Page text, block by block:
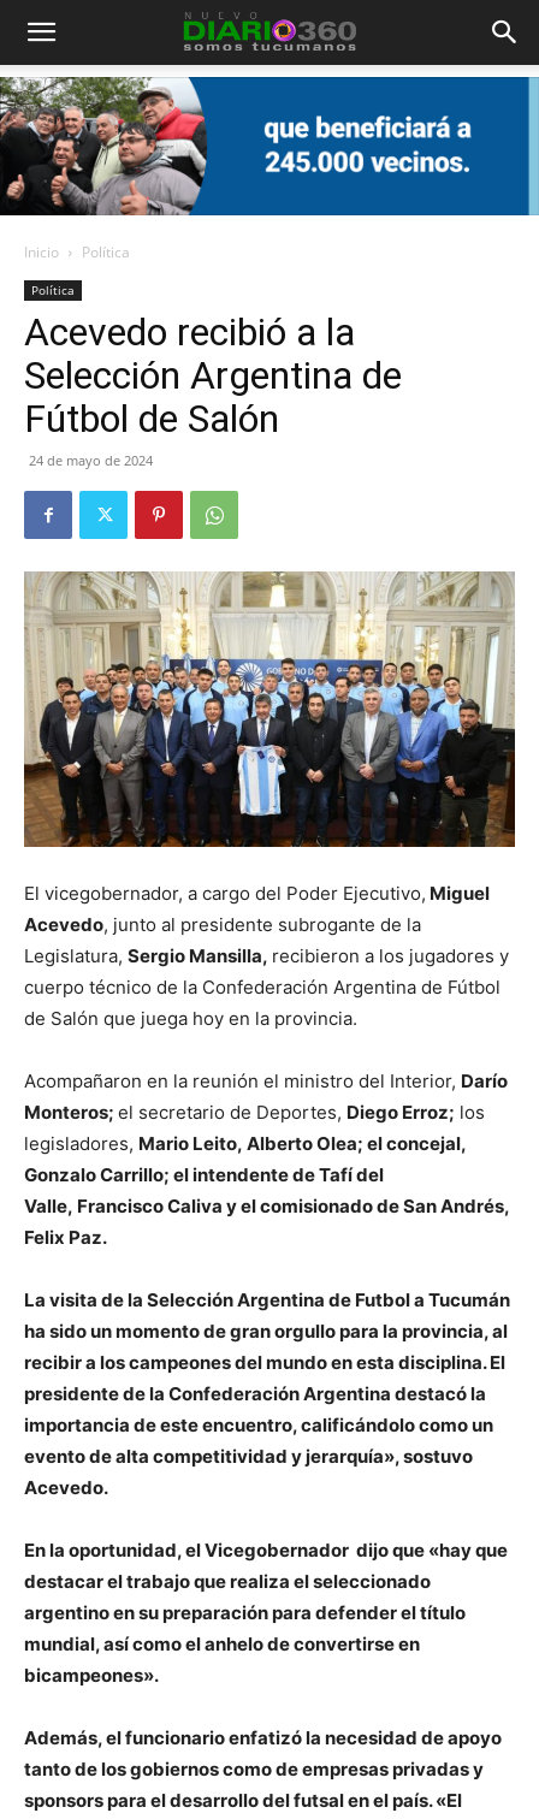
Diario
360
Inicio Política
Política
Acevedo recibió a la
Selección Argentina de
Fútbol de Salón
24 de mayo de 2024
El vicegobernador, a cargo del Poder Ejecutivo, Miguel
Acevedo, junto al presidente subrogante de la
Legislatura, Sergio Mansilla, recibieron a los jugadores y
cuerpo técnico de la Confederación Argentina de Fútbol
de Salón que juega hoy en la provincia.
Acompañaron en la reunión el ministro del Interior, Darío
Monteros; el secretario de Deportes, Diego Erroz; los
legisladores, Mario Leito, Alberto Olea; el concejal,
Gonzalo Carrillo; elintendente de Tafí del
Valle, Francisco Caliva y el comisionado de San Andrés,
Felix Paz.
La visita de la Selección Argentina de Futbol a Tucumán
ha sido un momento de gran orgullo para la provincia, al
recibir a los campeones del mundo en esta disciplina. El
presidente de la Confederación Argentina destacó la
importancia de este encuentro, calificándolo como un
evento de alta competitividad y jerarquía», sostuvo
Acevedo.
En la oportunidad, el Vicegobernador dijo que «hay que
destacar el trabajo que realiza el seleccionado
argentino en su preparación para defender el título
mundial, así como el anhelo de convertirse en
bicampeones».
Además, el funcionario enfatizó la necesidad de apoyo
tanto de los gobiernos como de empresas privadas y
sponsors para el desarrollo del futsal en el país. «El